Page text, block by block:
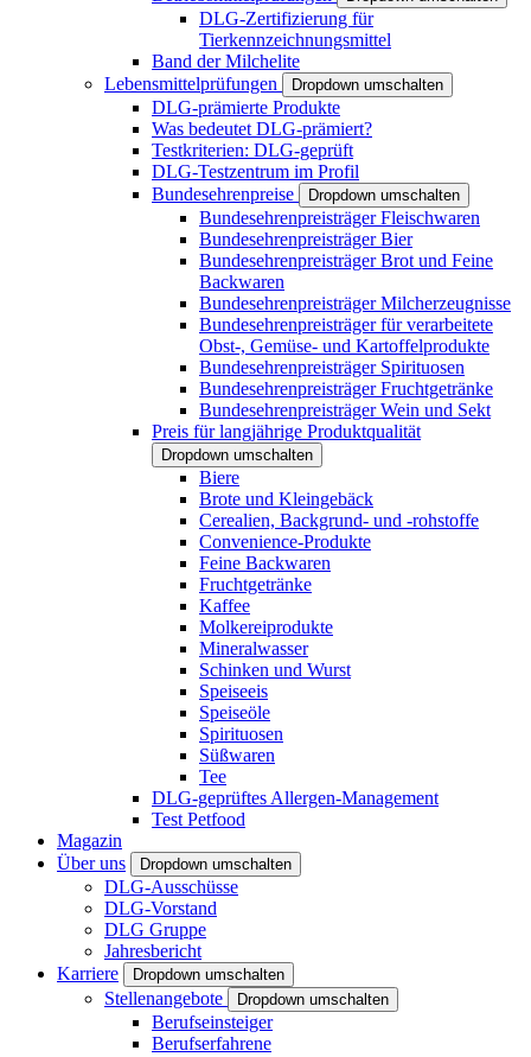
DLG-Zertifizierung für
Tierkennzeichnungsmittel
Band der Milchelite
Lebensmittelprüfungen
Dropdown umschalten
DLG-prämierte Produkte
Was bedeutet DLG-prämiert?
Testkriterien: DLG-geprüft
DLG-Testzentrum im Profil
Bundesehrenpreise
Dropdown umschalten
Bundesehrenpreisträger Fleischwaren
Bundesehrenpreisträger Bier
Bundesehrenpreisträger Brot und Feine
Backwaren
Bundesehrenpreisträger Milcherzeugnisse
Bundesehrenpreisträger für verarbeitete
Obst-, Gemüse- und Kartoffelprodukte
Bundesehrenpreisträger Spirituosen
Bundesehrenpreisträger Fruchtgetränke
Bundesehrenpreisträger Wein und Sekt
Preis für langjährige Produktqualität
Dropdown umschalten
Biere
Brote und Kleingebäck
Cerealien, Backgrund- und -rohstoffe
Convenience-Produkte
Feine Backwaren
Fruchtgetränke
Kaffee
Molkereiprodukte
Mineralwasser
Schinken und Wurst
Speiseeis
Speiseöle
Spirituosen
Süßwaren
Tee
DLG-geprüftes Allergen-Management
Test Petfood
Magazin
Über uns
Dropdown umschalten
DLG-Ausschüsse
DLG-Vorstand
DLG Gruppe
Jahresbericht
Karriere
Dropdown umschalten
Stellenangebote Dropdown umschalten
Berufseinsteiger
Berufserfahrene